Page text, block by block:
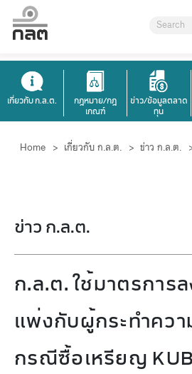
เกี่ยวกับ ก.ล.ต.
กฎหมาย/กฎ
เกณฑ์
ข่าว/ข้อมูลตลาด
ทุน
Home > เกี่ยวกับ ก.ล.ต. > ข่าว ก.ล.ต.
ข่าว ก.ล.ต.
ก.ล.ต. ใช้มาตรการ
แพ่งกับผู้กระทำควา
กรณีซื้อเหรียญ